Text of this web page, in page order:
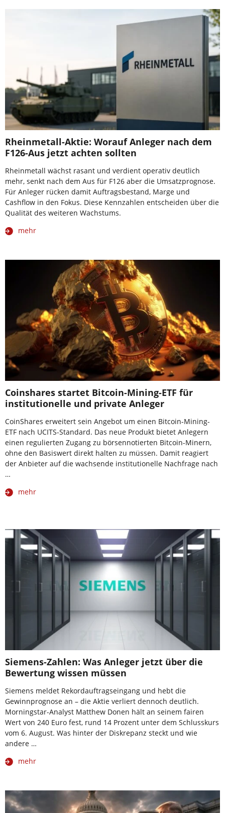
Rheinmetall-Aktie: Worauf Anleger nach dem
F126-Aus jetzt achten sollten
Rheinmetall wächst rasant und verdient operativ deutlich
mehr, senkt nach dem Aus für F126 aber die Umsatzprognose.
Für Anleger rücken damit Auftragsbestand, Marge und
Cashflow in den Fokus. Diese Kennzahlen entscheiden über die
Qualität des weiteren Wachstums.
mehr
Coinshares startet Bitcoin-Mining-ETF für
institutionelle und private Anleger
CoinShares erweitert sein Angebot um einen Bitcoin-Mining-
ETF nach UCITS-Standard. Das neue Produkt bietet Anlegern
einen regulierten Zugang zu börsennotierten Bitcoin-Minern,
ohne den Basiswert direkt halten zu müssen. Damit reagiert
der Anbieter auf die wachsende institutionelle Nachfrage nach
…
mehr
Siemens-Zahlen: Was Anleger jetzt über die
Bewertung wissen müssen
Siemens meldet Rekordauftragseingang und hebt die
Gewinnprognose an – die Aktie verliert dennoch deutlich.
Morningstar-Analyst Matthew Donen hält an seinem fairen
Wert von 240 Euro fest, rund 14 Prozent unter dem Schlusskurs
vom 6. August. Was hinter der Diskrepanz steckt und wie
andere …
mehr